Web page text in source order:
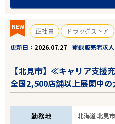
NEW 正社員
ドラッグストア
更新日
2026.07.27 登録販売者求
【北見市】≪キャリア支
全国2,500店舗以上展開中の
勤務地 北海道 北